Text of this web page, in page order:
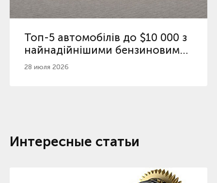
Топ-5 автомобілів до $10 000 з
найнадійнішими бензиновими
двигунами
28 июля 2026
Интересные статьи